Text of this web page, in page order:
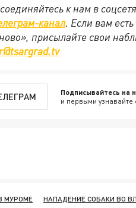
к нам в
канал. Если вам
присылайте свои
Подписывайтесь на
и первыми узнавайте
МУРОМЕ НАПАДЕНИЕ СОБАКИ ВО